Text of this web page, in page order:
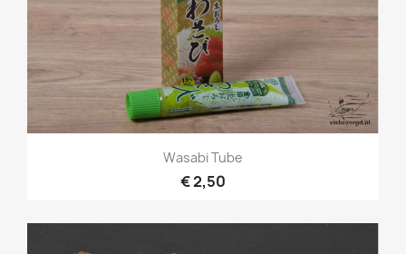
Wasabi Tube
€ 2,50